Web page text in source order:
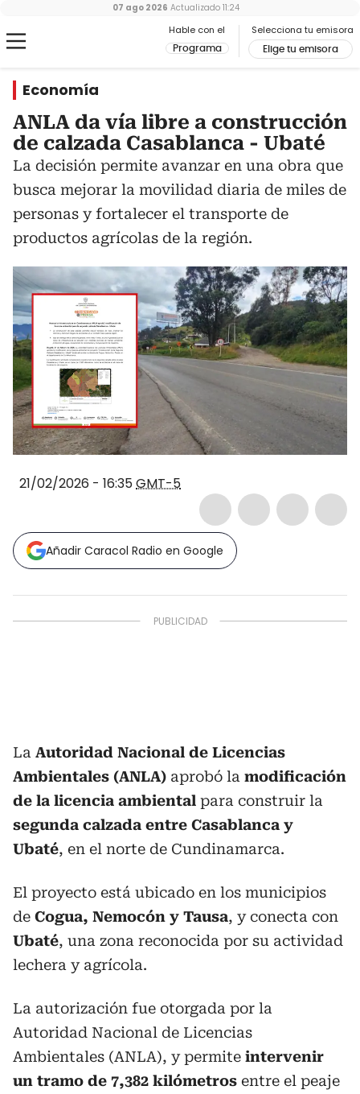
Hable con el
Programa
Selecciona tu emisora
Elige tu emisora
07 ago 2026 Actualizado 11:24
Economía
ANLA da vía libre a construcción
de calzada Casablanca - Ubaté
La decisión permite avanzar en una obra que
busca mejorar la movilidad diaria de miles de
personas y fortalecer el transporte de
productos agrícolas de la región.
21/02/2026 - 16:35GMT-5
Añadir Caracol Radio en Google
La Autoridad Nacional de Licencias
Ambientales (ANLA) aprobó la modificación
de la licencia ambiental para construir la
segunda calzada entre Casablanca y
Ubaté, en el norte de Cundinamarca.
El proyecto está ubicado en los municipios
de Cogua, Nemocón y Tausa, y conecta con
Ubaté, una zona reconocida por su actividad
lechera y agrícola.
La autorización fue otorgada por la
Autoridad Nacional de Licencias
Ambientales (ANLA), y permite intervenir
un tramo de 7,382 kilómetros entre el peaje